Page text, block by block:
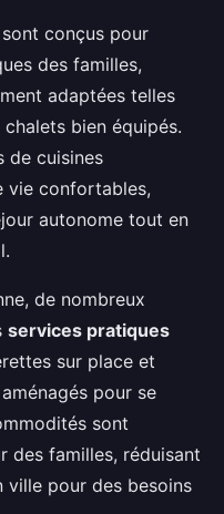
sont conçus pour
des familles,
adaptées telles
bien équipés.
de cuisines
vie confortables,
autonome tout en
de nombreux
services pratiques
sur place et
pour se
sont
des familles, réduisant
ville pour des besoins